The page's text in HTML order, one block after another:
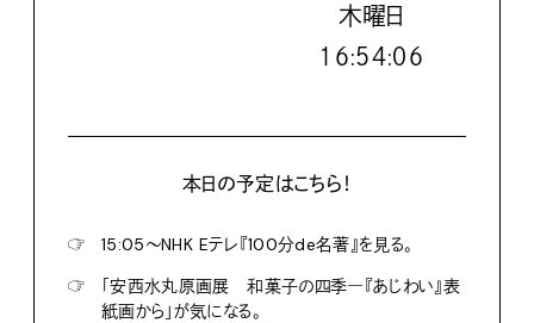
木曜日
１６:５４:０７
本日の予定はこちら！
☞
15:05〜NHK Eテレ『100分de名著』を見る。
☞
「安西水丸原画展 和菓子の四季―『あじわい』表
紙画から」が気になる。